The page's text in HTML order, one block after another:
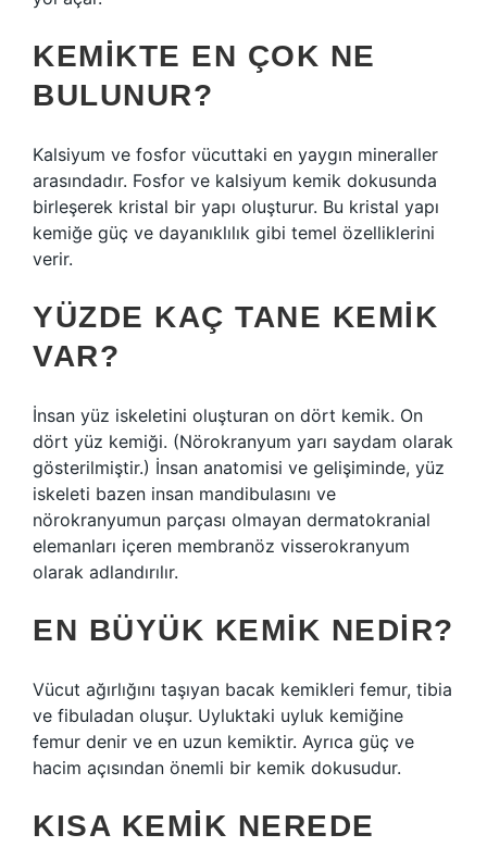
KEMIKTE EN ÇOK NE
BULUNUR?
Kalsiyum ve fosfor vücuttaki en yaygın mineraller
arasındadır. Fosfor ve kalsiyum kemik dokusunda
birleşerek kristal bir yapı oluşturur. Bu kristal yapı
kemiğe güç ve dayanıklılık gibi temel özelliklerini
verir.
YÜZDE KAÇ TANE KEMIK
VAR?
İnsan yüz iskeletini oluşturan on dört kemik. On
dört yüz kemiği. (Nörokranyum yarı saydam olarak
gösterilmiştir.) İnsan anatomisi ve gelişiminde, yüz
iskeleti bazen insan mandibulasını ve
nörokranyumun parçası olmayan dermatokranial
elemanları içeren membranöz visserokranyum
olarak adlandırılır.
EN BÜYÜK KEMIK NEDIR?
Vücut ağırlığını taşıyan bacak kemikleri femur, tibia
ve fibuladan oluşur. Uyluktaki uyluk kemiğine
femur denir ve en uzun kemiktir. Ayrıca güç ve
hacim açısından önemli bir kemik dokusudur.
KISA KEMIK NEREDE